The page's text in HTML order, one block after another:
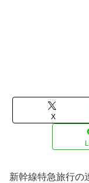
X
新幹線特急旅行の